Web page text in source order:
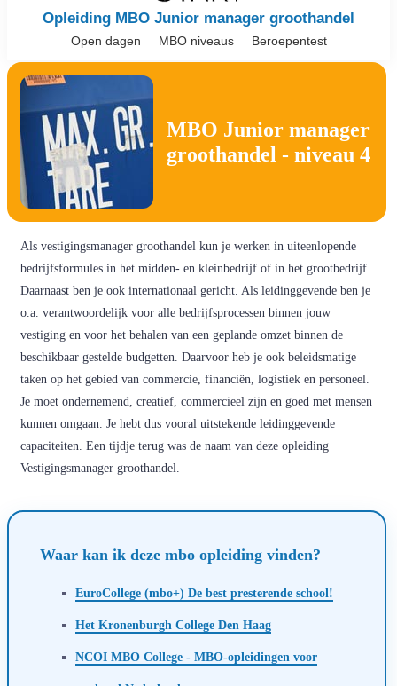
Opleiding MBO Junior manager groothandel
Open dagen MBO niveaus Beroepentest
MBO Junior manager
groothandel - niveau 4
Als vestigingsmanager groothandel kun je werken in uiteenlopende
bedrijfsformules in het midden- en kleinbedrijf of in het grootbedrijf.
Daarnaast ben je ook internationaal gericht. Als leidinggevende ben je
o.a. verantwoordelijk voor alle bedrijfsprocessen binnen jouw
vestiging en voor het behalen van een geplande omzet binnen de
beschikbaar gestelde budgetten. Daarvoor heb je ook beleidsmatige
taken op het gebied van commercie, financiën, logistiek en personeel.
Je moet ondernemend, creatief, commercieel zijn en goed met mensen
kunnen omgaan. Je hebt dus vooral uitstekende leidinggevende
capaciteiten. Een tijdje terug was de naam van deze opleiding
Vestigingsmanager groothandel.
Waar kan ik deze mbo opleiding vinden?
EuroCollege (mbo+) De best presterende school!
Het Kronenburgh College Den Haag
NCOI MBO College - MBO-opleidingen voor